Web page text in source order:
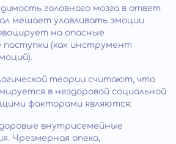
головного мозга в ответ
мешает улавливать эмоции
на опасные
поступки (как инструмент
теории считают, что
в нездоровой социальной
факторами являются:
внутрисемейные
Чрезмерная опека,